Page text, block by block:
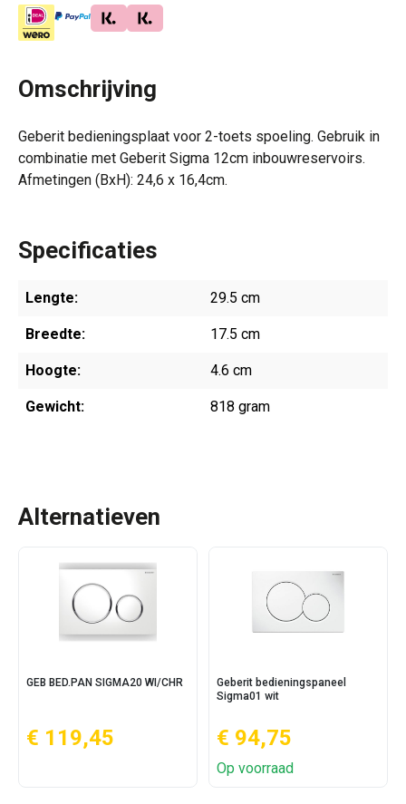
Omschrijving
Geberit bedieningsplaat voor 2-toets spoeling. Gebruik in
combinatie met Geberit Sigma 12cm inbouwreservoirs.
Afmetingen (BxH): 24,6 x 16,4cm.
Specificaties
Lengte: 29.5 cm
Breedte: 17.5 cm
Hoogte: 4.6 cm
Gewicht: 818 gram
Alternatieven
GEB BED.PAN SIGMA20 WI/CHR
€ 119,45
Geberit bedieningspaneel
Sigma01 wit
€ 94,75
Op voorraad